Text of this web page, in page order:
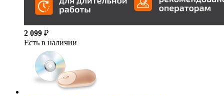
2 099 ₽
Есть в наличии